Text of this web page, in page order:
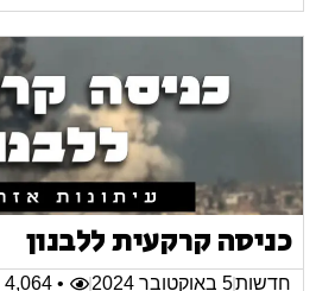
כניסה קרקעית ללבנון
חדשות5 באוקטובר 2024 • 4,064